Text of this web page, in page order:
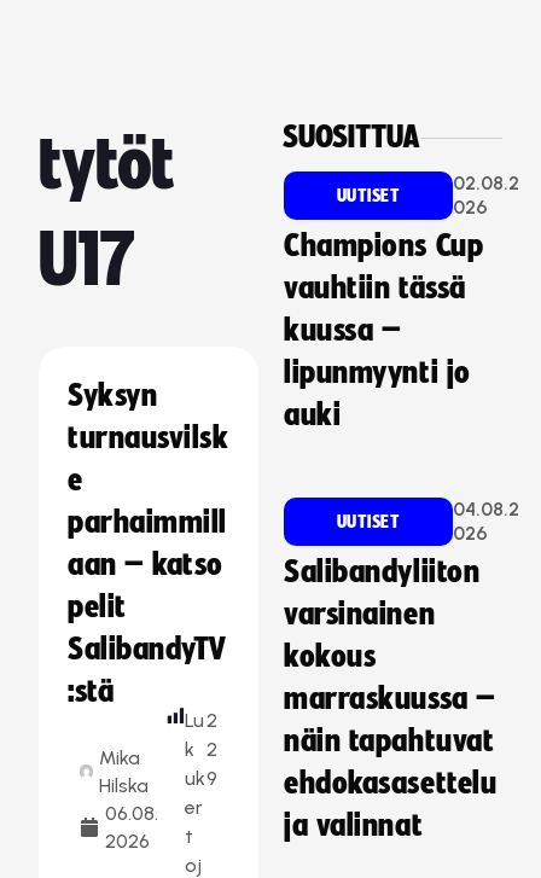
tytöt
U17
Syksyn
turnausvilsk
e
parhaimmill
aan – katso
pelit
SalibandyTV
:stä
Mika
Hilska
06.08.
2026
Lu
k
uk
er
t
oj
2
2
9
SUOSITTUA
UUTISET
02.08.2
026
Champions Cup
vauhtiin tässä
kuussa –
lipunmyynti jo
auki
UUTISET
04.08.2
026
Salibandyliiton
varsinainen
kokous
marraskuussa –
näin tapahtuvat
ehdokasasettelu
ja valinnat